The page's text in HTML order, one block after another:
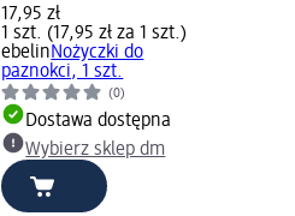
17,95 zł
1 szt. (17,95 zł za 1 szt.)
ebelinNożyczki do
paznokci, 1 szt.
(0)
Dostawa dostępna
Wybierz sklep dm